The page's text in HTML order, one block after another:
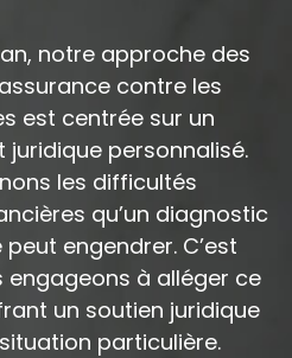
notre approche des
contre les
est centrée sur un
personnalisé.
les difficultés
qu’un diagnostic
engendrer. C’est
engageons à alléger ce
un soutien juridique
particulière.